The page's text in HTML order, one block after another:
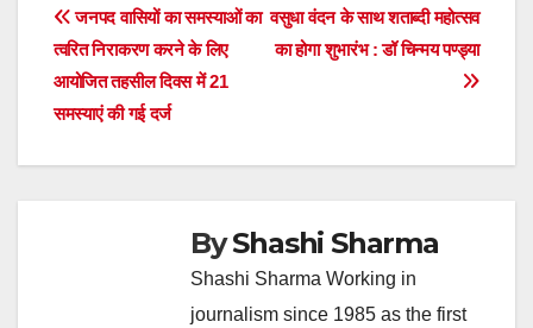
Post
navigation
वसुधा वंदन के साथ शताब्दी महोत्सव
का होगा शुभारंभ : डॉ चिन्मय पण्ड्या
जनपद वासियों का समस्याओं का
त्वरित निराकरण करने के लिए
आयोजित तहसील दिवस में 21
समस्याएं की गई दर्ज
ByShashi Sharma
Shashi Sharma Working in
journalism since 1985 as the first